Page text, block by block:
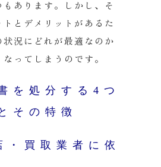
あります。しかし、そ
とデメリットがあるた
状況にどれが最適なのか
ってしまうのです。
を処分する4つ
その特徴
・買取業者に依